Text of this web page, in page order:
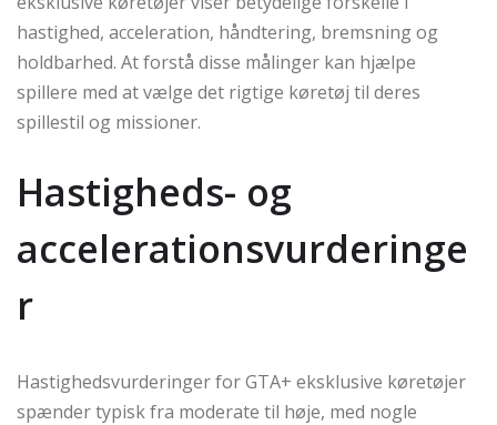
hastighed, acceleration, håndtering, bremsning og
holdbarhed. At forstå disse målinger kan hjælpe
spillere med at vælge det rigtige køretøj til deres
spillestil og missioner.
Hastigheds- og
accelerationsvurderinge
r
Hastighedsvurderinger for GTA+ eksklusive køretøjer
spænder typisk fra moderate til høje, med nogle